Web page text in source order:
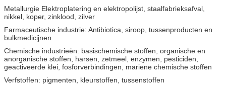
Metallurgie Elektroplatering en elektropolijst, staalfabrieksafval,
nikkel, koper, zinklood, zilver
Farmaceutische industrie: Antibiotica, siroop, tussenproducten en
bulkmedicijnen
Chemische industrieën: basischemische stoffen, organische en
anorganische stoffen, harsen, zetmeel, enzymen, pesticiden,
geactiveerde klei, fosforverbindingen, mariene chemische stoffen
Verfstoffen: pigmenten, kleurstoffen, tussenstoffen